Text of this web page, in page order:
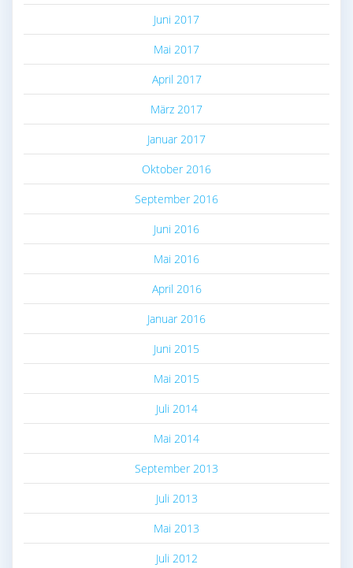
Juni 2017
Mai 2017
April 2017
März 2017
Januar 2017
Oktober 2016
September 2016
Juni 2016
Mai 2016
April 2016
Januar 2016
Juni 2015
Mai 2015
Juli 2014
Mai 2014
September 2013
Juli 2013
Mai 2013
Juli 2012